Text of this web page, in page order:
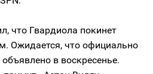
что Гвардиола покинет
Ожидается, что официально
в воскресенье.